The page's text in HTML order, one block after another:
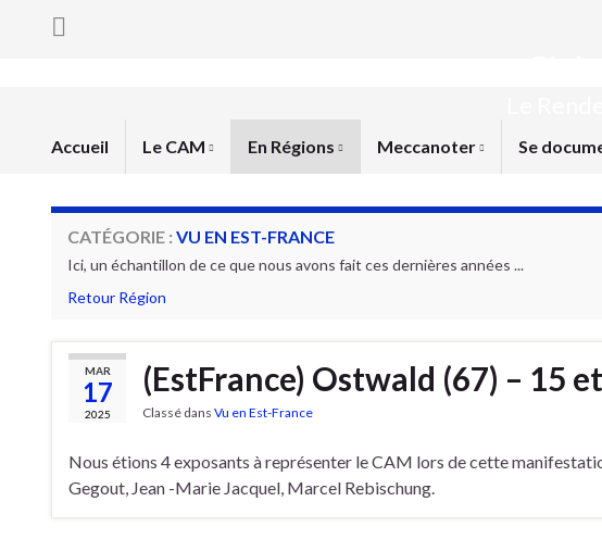
Accueil Le CAM En Régions Meccanoter Se
CATÉGORIE : VU EN EST-FRANCE
Ici, un échantillon de ce que nous avons fait ces dernières années ...
Retour Région
MAR
17
2025
(EstFrance) Ostwald (67) – 15
Classé dans Vu en Est-France
Nous étions 4 exposants à représenter le CAM lors de cette
Gegout, Jean -Marie Jacquel, Marcel Rebischung.